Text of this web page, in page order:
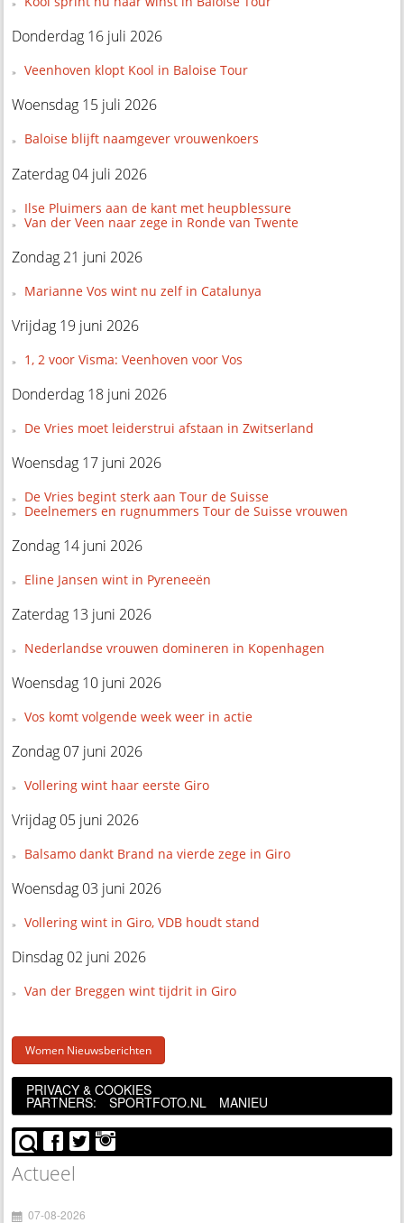
Donderdag 16 juli 2026
Veenhoven klopt Kool in Baloise Tour
Woensdag 15 juli 2026
Baloise blijft naamgever vrouwenkoers
Zaterdag 04 juli 2026
Ilse Pluimers aan de kant met heupblessure
Van der Veen naar zege in Ronde van Twente
Zondag 21 juni 2026
Marianne Vos wint nu zelf in Catalunya
Vrijdag 19 juni 2026
1, 2 voor Visma: Veenhoven voor Vos
Donderdag 18 juni 2026
De Vries moet leiderstrui afstaan in Zwitserland
Woensdag 17 juni 2026
De Vries begint sterk aan Tour de Suisse
Deelnemers en rugnummers Tour de Suisse vrouwen
Zondag 14 juni 2026
Eline Jansen wint in Pyreneeën
Zaterdag 13 juni 2026
Nederlandse vrouwen domineren in Kopenhagen
Woensdag 10 juni 2026
Vos komt volgende week weer in actie
Zondag 07 juni 2026
Vollering wint haar eerste Giro
Vrijdag 05 juni 2026
Balsamo dankt Brand na vierde zege in Giro
Woensdag 03 juni 2026
Vollering wint in Giro, VDB houdt stand
Dinsdag 02 juni 2026
Van der Breggen wint tijdrit in Giro
Women Nieuwsberichten
PRIVACY & COOKIES
PARTNERS: SPORTFOTO.NL MANIEU
Actueel
07-08-2026